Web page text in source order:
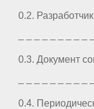
0.2.
_ _ _ _ _ _ _ _ _
0.3. Документ
_ _ _ _ _ _ _ _ _
0.4.